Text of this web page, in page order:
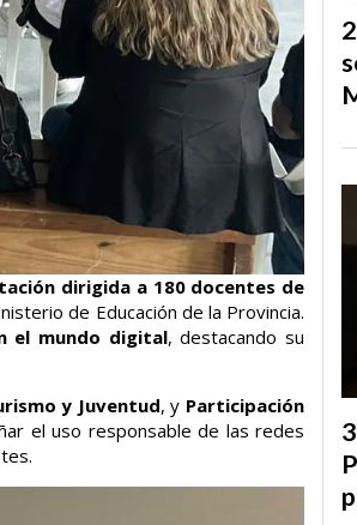
dirigida a 180 docentes de
de Educación de la Provincia.
el mundo digital, destacando su
y Juventud, y Participación
el uso responsable de las redes